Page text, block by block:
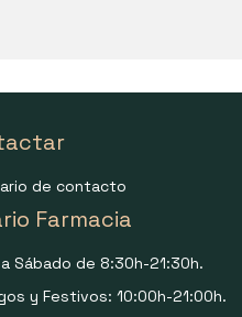
de contacto
Farmacia
Sábado de 8:30h-21:30h.
y Festivos: 10:00h-21:00h.